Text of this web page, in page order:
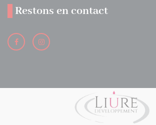
Restons en contact